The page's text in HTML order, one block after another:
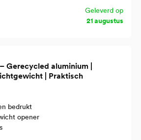
Geleverd op
21 augustus
Gerecycled aluminium |
| Praktisch
bedrukt
opener